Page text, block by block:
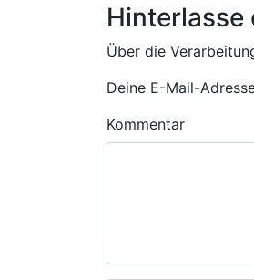
Hinterlasse
Über die
Deine E-Mail-
Kommentar